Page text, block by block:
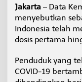
p
Jakarta – Data
menyebutkan
Indonesia telah
dosis pertama
Penduduk yang
COVID-19